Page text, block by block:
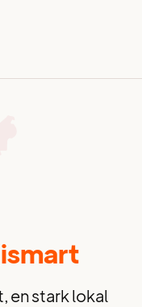
en stark lokal